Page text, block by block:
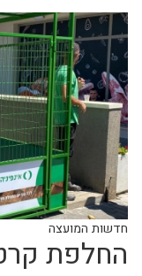
חדשות המועצה
החלפת